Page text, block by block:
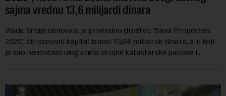
sajma vrednu 13,6 milijardi dinara
Vlada Srbije osnovala je privredno društvo "Sava Properties
2026", čiji osnovni kapital iznosi 13,64 milijarde dinara, a u koji
je kao nenovčani ulog unela brojne katastarske parcele i